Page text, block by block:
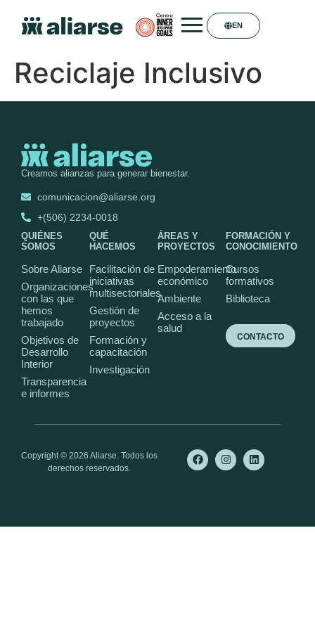
EN
Reciclaje Inclusivo
Creamos alianzas para generar bienestar.
comunicacion@aliarse.org
+(506) 2234-0018
QUIÉNES
SOMOS
Sobre Aliarse
Organizaciones
con las que
hemos
trabajado
Objetivos de
Desarrollo
Interior
Transparencia
e informes
QUÉ
HACEMOS
Facilitación de
iniciativas
multisectoriales
Gestión de
proyectos
Formación y
capacitación
Investigación
ÁREAS Y
PROYECTOS
Empoderamiento
económico
Ambiente
Acceso a la
salud
FORMACIÓN Y
CONOCIMIENTO
Cursos
formativos
Biblioteca
CONTACTO
Copyright © 2026 Aliarse. Todos los
derechos reservados.